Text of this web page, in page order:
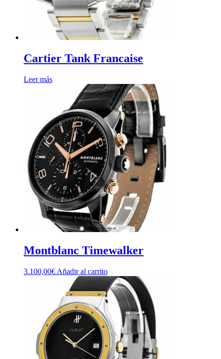
Cartier Tank Francaise
Leer más
Montblanc Timewalker
3.100,00€ Añadir al carrito